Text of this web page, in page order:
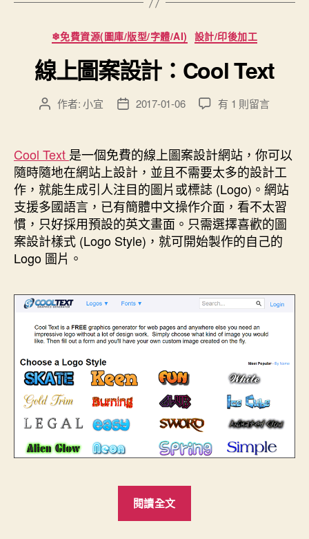
分
類
❄免費資源(圖庫/版型/字體/AI) 設計/印後加工
線上圖案設計：Cool Text
文
者
作者:小宜
文
佈
日
期
2017-01-06
在
圖
案
設
計：
Cool
Text〉
中
有 1 則留言
Cool Text 是一個免費的線上圖案設計網站，你可以
隨時隨地在網站上設計，並且不需要太多的設計工
作，就能生成引人注目的圖片或標誌 (Logo)。網站
支援多國語言，已有簡體中文操作介面，看不太習
慣，只好採用預設的英文畫面。只需選擇喜歡的圖
案設計樣式 (Logo Style)，就可開始製作的自己的
Logo 圖片。
閱讀全文